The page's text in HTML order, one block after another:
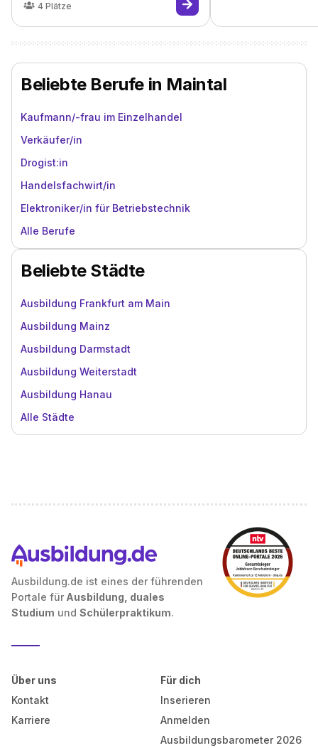
4 Plätze
Beliebte Berufe in Maintal
Kaufmann/-frau im Einzelhandel
Verkäufer/in
Drogist:in
Handelsfachwirt/in
Elektroniker/in für Betriebstechnik
Alle Berufe
Beliebte Städte
Ausbildung Frankfurt am Main
Ausbildung Mainz
Ausbildung Darmstadt
Ausbildung Weiterstadt
Ausbildung Hanau
Alle Städte
Ausbildung.de ist eines der führenden
Portale für Ausbildung, duales
Studium und Schülerpraktikum.
Über uns
Kontakt
Karriere
Für dich
Inserieren
Anmelden
Ausbildungsbarometer 2026